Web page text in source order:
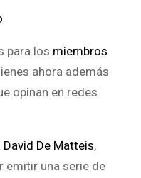
para los miembros
ahora además
opinan en redes
David De Matteis,
emitir una serie de